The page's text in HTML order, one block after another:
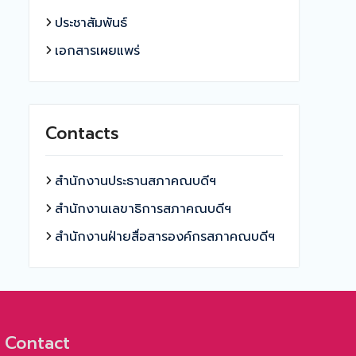
ประชาสัมพันธ์
เอกสารเผยแพร่
Contacts
สำนักงานประธานสภาคณบดีฯ
สำนักงานเลขาธิการสภาคณบดีฯ
สำนักงานฝ่ายสื่อสารองค์กรสภาคณบดีฯ
Contact